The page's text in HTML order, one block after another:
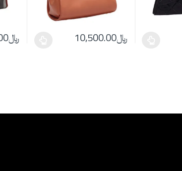
product has multiple variants. The options may be chosen
﷼10,500.00
may be chosen on the product page ﷼
page